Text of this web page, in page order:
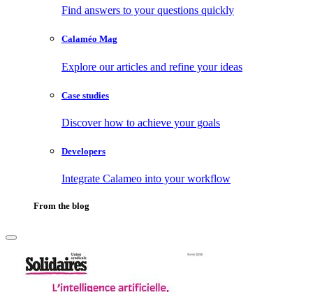
Find answers to your questions quickly
Calaméo Mag
Explore our articles and refine your ideas
Case studies
Discover how to achieve your goals
Developers
Integrate Calameo into your workflow
From the blog